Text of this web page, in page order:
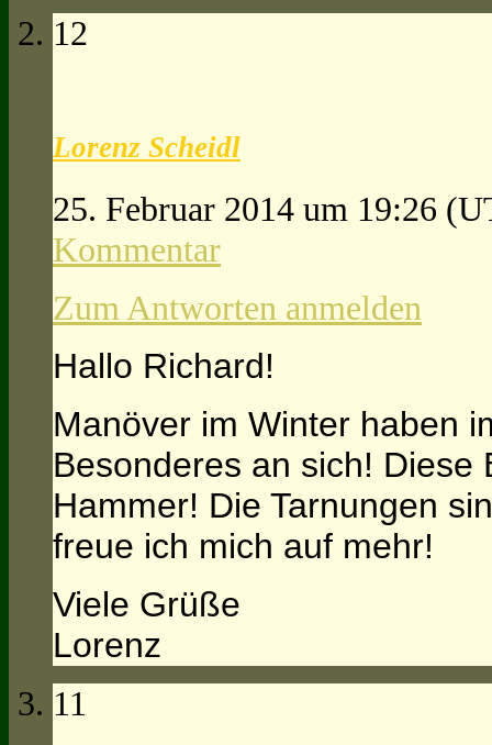
12
Lorenz Scheidl
25. Februar 2014 um 19:26
Kommentar
Zum Antworten anmelden
Hallo Richard!
Manöver im Winter haben
Besonderes an sich!
Hammer! Die Tarnungen
freue ich mich auf mehr!
Viele Grüße
Lorenz
11